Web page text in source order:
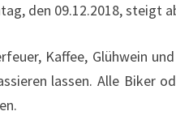
den 09.12.2018, steigt
Kaffee, Glühwein
lassen. Alle Biker